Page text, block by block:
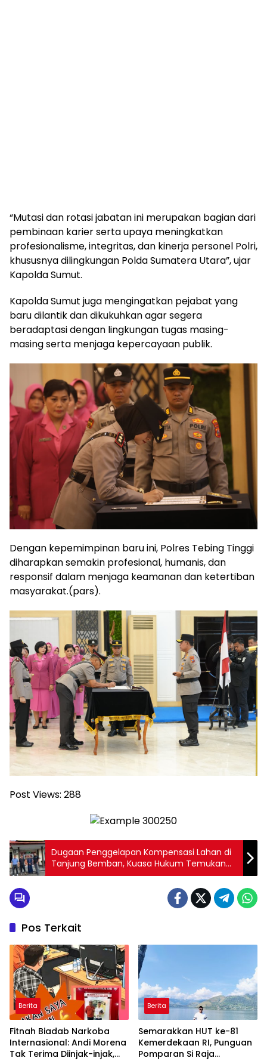
“Mutasi dan rotasi jabatan ini merupakan bagian dari
pembinaan karier serta upaya meningkatkan
profesionalisme, integritas, dan kinerja personel Polri,
khususnya dilingkungan Polda Sumatera Utara”, ujar
Kapolda Sumut.
Kapolda Sumut juga mengingatkan pejabat yang
baru dilantik dan dikukuhkan agar segera
beradaptasi dengan lingkungan tugas masing-
masing serta menjaga kepercayaan publik.
Dengan kepemimpinan baru ini, Polres Tebing Tinggi
diharapkan semakin profesional, humanis, dan
responsif dalam menjaga keamanan dan ketertiban
masyarakat.(pars).
Post Views: 288
Dugaan Penggelapan Kompensasi Lahan di
Tanjung Bemban, Kuasa Hukum Temukan
Sejumlah Kejanggalan
Pos Terkait
Berita
Fitnah Biadab Narkoba
Internasional: Andi Morena
Tak Terima Diinjak-injak,
Berita
Semarakkan HUT ke-81
Kemerdekaan RI, Punguan
Pomparan Si Raja